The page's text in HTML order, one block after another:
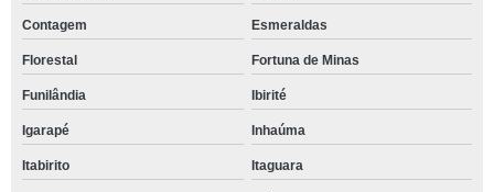
Contagem Esmeraldas
Florestal Fortuna de Minas
Funilândia Ibirité
Igarapé Inhaúma
Itabirito Itaguara